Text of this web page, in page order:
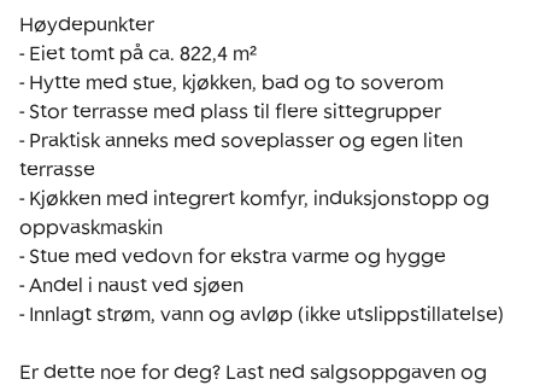
Høydepunkter
- Eiet tomt på ca. 822,4 m²
- Hytte med stue, kjøkken, bad og to soverom
- Stor terrasse med plass til flere sittegrupper
- Praktisk anneks med soveplasser og egen liten
terrasse
- Kjøkken med integrert komfyr, induksjonstopp og
oppvaskmaskin
- Stue med vedovn for ekstra varme og hygge
- Andel i naust ved sjøen
- Innlagt strøm, vann og avløp (ikke utslippstillatelse)
Er dette noe for deg? Last ned salgsoppgaven og